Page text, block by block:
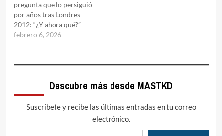
pregunta que lo persiguió
por años tras Londres
2012: “¿Y ahora qué?”
febrero 6, 2026
Descubre más desde MASTKD
Suscríbete y recibe las últimas entradas en tu correo
electrónico.
Escribe tu correo electrónico…